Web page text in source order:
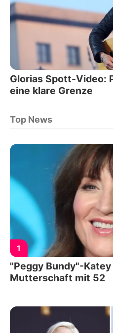
Glorias Spott-Video:
eine klare Grenze
Top News
1
"Peggy Bundy"-
Mutterschaft mit 52